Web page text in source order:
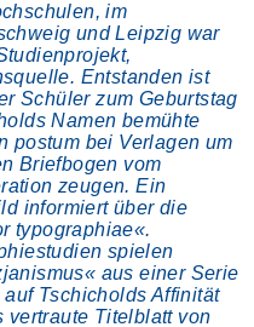
im
und Leipzig war
Entstanden ist
Schüler zum Geburtstag
Namen bemühte
postum bei Verlagen um
Briefbogen vom
zeugen. Ein
informiert über die
typographiae«.
spielen
aus einer Serie
Tschicholds Affinität
vertraute Titelblatt von